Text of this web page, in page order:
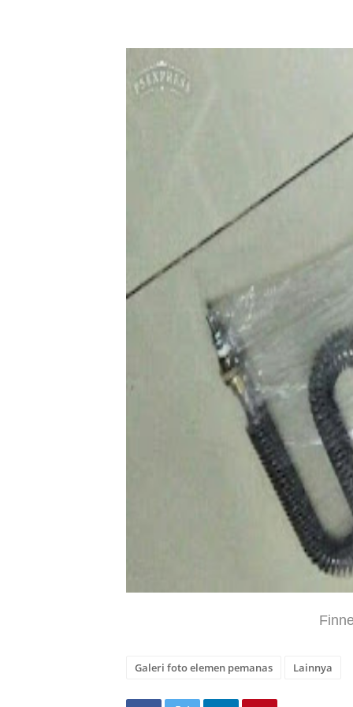
Galeri foto elemen pemanas Lainnya